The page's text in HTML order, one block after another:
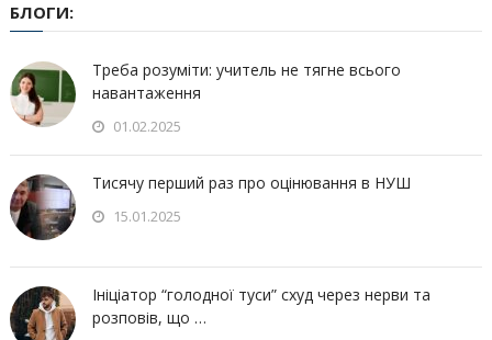
БЛОГИ:
Треба розуміти: учитель не тягне всього
навантаження
01.02.2025
Тисячу перший раз про оцінювання в НУШ
15.01.2025
Ініціатор “голодної туси” схуд через нерви та
розповів, що …